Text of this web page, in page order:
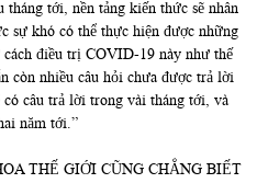
tháng tới, nền tảng kiến thức sẽ nhân
sự khó có thể thực hiện được những
điều trị COVID-19 này như thế
còn nhiều câu hỏi chưa được trả lời
câu trả lời trong vài tháng tới, và
năm tới.”
THẾ GIỚI CŨNG CHẲNG BIẾT